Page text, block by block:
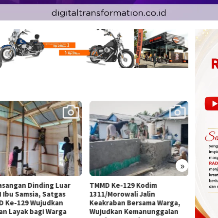
»
Ke-129 Kodim
Morowali Jalin
Bersama Warga,
Kemanunggalan
TNI AU Uji Kesiapan Operasi
Udara dalam Latihan
Terintegrasi TNI 2026
TMMD
1311/